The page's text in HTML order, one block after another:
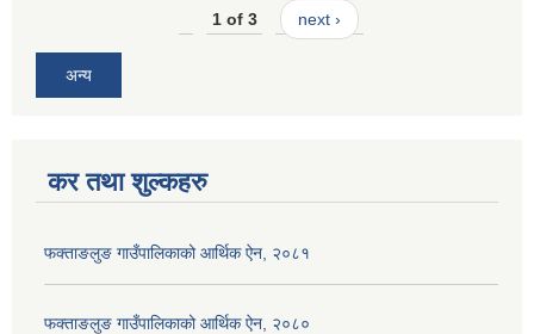
1 of 3 next ›
अन्य
कर तथा शुल्कहरु
फक्ताङलुङ गाउँपालिकाको आर्थिक ऐन, २०८१
फक्ताङलुङ गाउँपालिकाको आर्थिक ऐन, २०८०